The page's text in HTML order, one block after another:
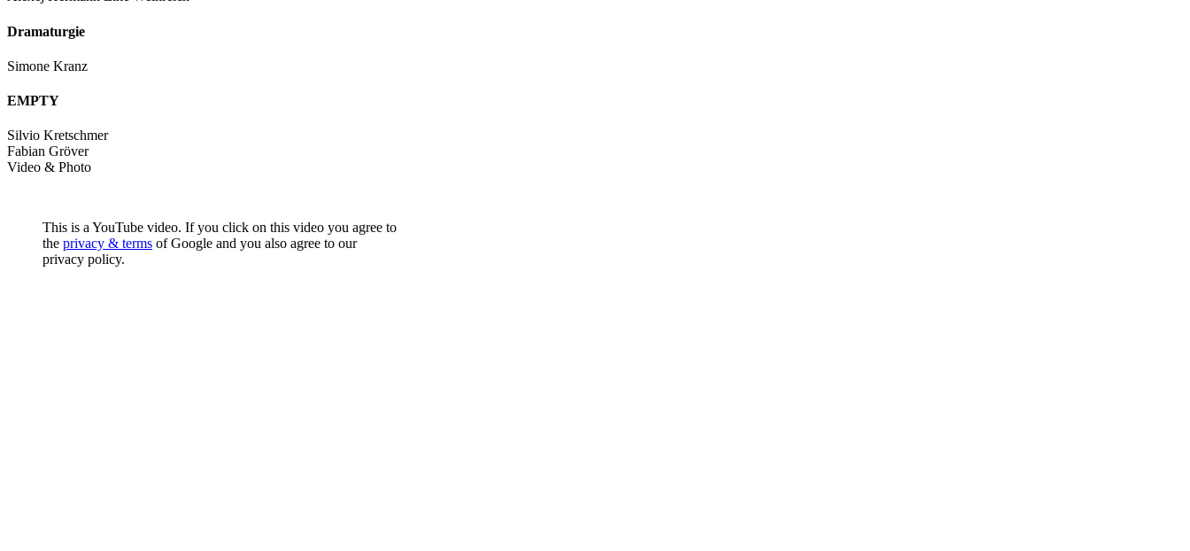
Dramaturgie
Simone Kranz
EMPTY
Silvio Kretschmer
Fabian Gröver
Video & Photo
This is a YouTube video. If you click on this video you agree to
the privacy & terms of Google and you also agree to our
privacy policy.